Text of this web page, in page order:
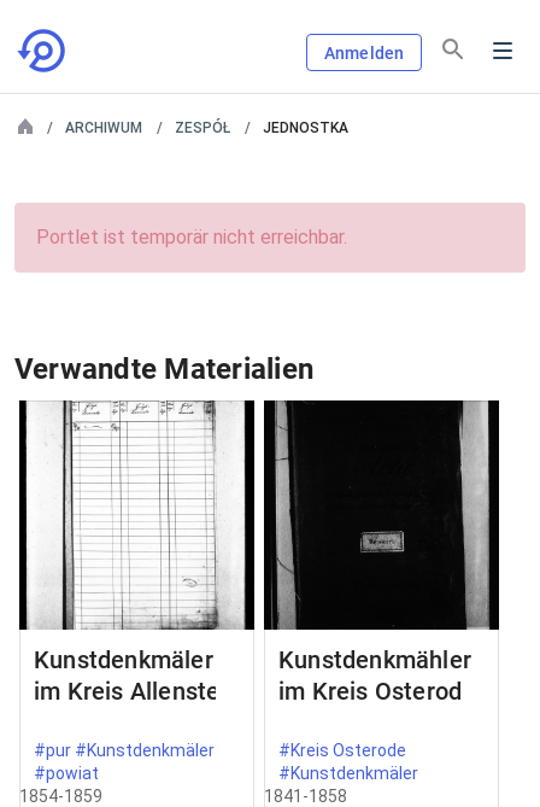
Anmelden
ARCHIWUM ZESPÓŁ JEDNOSTKA
Portlet ist temporär nicht erreichbar.
Verwandte Materialien
Kunstdenkmäler
im Kreis Allenstein
#pur #Kunstdenkmäler
#powiat
1854-1859
Kunstdenkmähler
im Kreis Osterode
#Kreis Osterode
#Kunstdenkmäler
1841-1858